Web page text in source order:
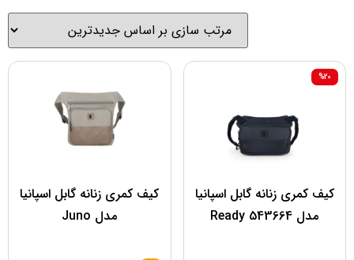
کیف کمری زنانه گابل اسپانیا
مدل 543664 Ready
%20
کیف کمری زنانه گابل اسپانیا
مدل Juno